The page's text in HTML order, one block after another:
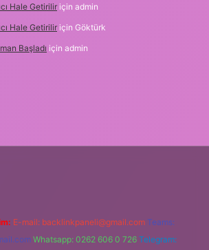
Hale Getirilir için admin
Hale Getirilir için Göktürk
Başladı için admin
E-mail: backlinkpaneli@gmail.com Teams:
Whatsapp: 0262 606 0 726 Telegram: